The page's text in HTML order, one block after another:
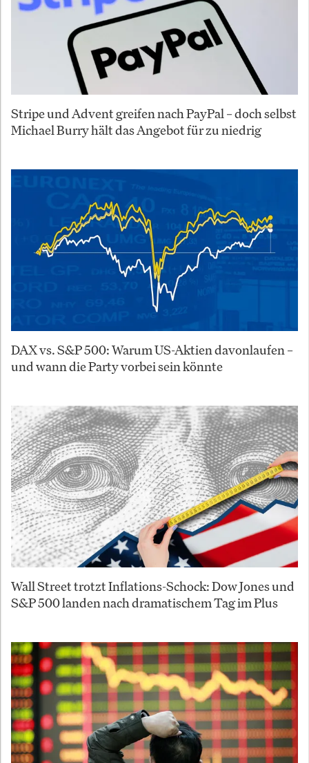
Stripe und Advent greifen nach PayPal – doch selbst
Michael Burry hält das Angebot für zu niedrig
DAX vs. S&P 500: Warum US-Aktien davonlaufen –
und wann die Party vorbei sein könnte
Wall Street trotzt Inflations-Schock: Dow Jones und
S&P 500 landen nach dramatischem Tag im Plus